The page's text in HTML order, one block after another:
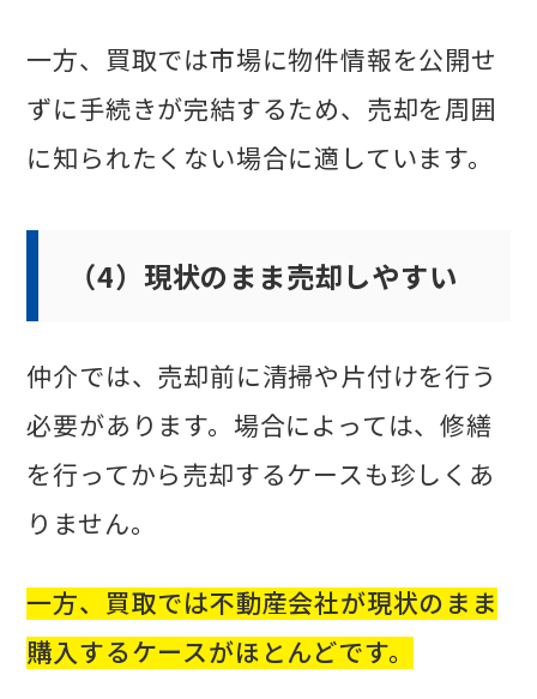
一方、買取では市場に物件情報を公開せ
ずに手続きが完結するため、売却を周囲
に知られたくない場合に適しています。
（4）現状のまま売却しやすい
仲介では、売却前に清掃や片付けを行う
必要があります。場合によっては、修繕
を行ってから売却するケースも珍しくあ
りません。
一方、買取では不動産会社が現状のまま
購入するケースがほとんどです。